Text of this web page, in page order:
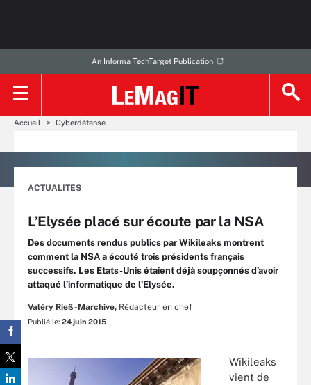
An Informa TechTarget Publication
Accueil Cyberdéfense
ACTUALITES
L’Elysée placé sur écoute par la NSA
Des documents rendus publics par Wikileaks montrent
comment la NSA a écouté trois présidents français
successifs. Les Etats-Unis étaient déjà soupçonnés d’avoir
attaqué l’informatique de l’Elysée.
Valéry Rieß-Marchive, Rédacteur en chef
Publié le: 24 juin 2015
Wikileaks
vient de